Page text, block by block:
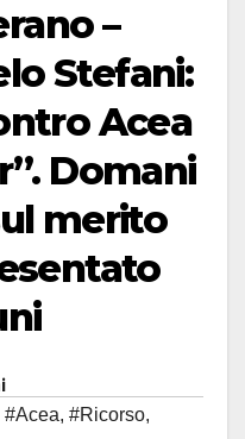
–
Stefani:
Acea
Domani
merito
#Acea, #Ricorso,